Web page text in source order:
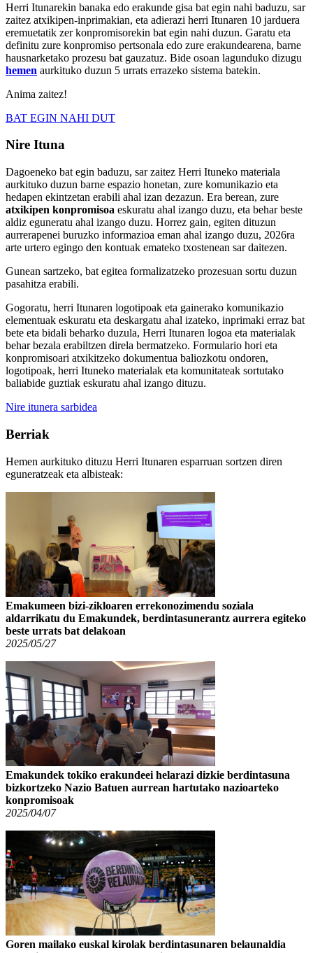
Herri Itunarekin banaka edo erakunde gisa bat egin nahi baduzu, sar
zaitez atxikipen-inprimakian, eta adierazi herri Itunaren 10 jarduera
eremuetatik zer konpromisorekin bat egin nahi duzun. Garatu eta
definitu zure konpromiso pertsonala edo zure erakundearena, barne
hausnarketako prozesu bat gauzatuz. Bide osoan lagunduko dizugu
hemen aurkituko duzun 5 urrats errazeko sistema batekin.
Anima zaitez!
BAT EGIN NAHI DUT
Nire Ituna
Dagoeneko bat egin baduzu, sar zaitez Herri Ituneko materiala
aurkituko duzun barne espazio honetan, zure komunikazio eta
hedapen ekintzetan erabili ahal izan dezazun. Era berean, zure
atxikipen konpromisoa eskuratu ahal izango duzu, eta behar beste
aldiz eguneratu ahal izango duzu. Horrez gain, egiten dituzun
aurrerapenei buruzko informazioa eman ahal izango duzu, 2026ra
arte urtero egingo den kontuak emateko txostenean sar daitezen.
Gunean sartzeko, bat egitea formalizatzeko prozesuan sortu duzun
pasahitza erabili.
Gogoratu, herri Itunaren logotipoak eta gainerako komunikazio
elementuak eskuratu eta deskargatu ahal izateko, inprimaki erraz bat
bete eta bidali beharko duzula, Herri Itunaren logoa eta materialak
behar bezala erabiltzen direla bermatzeko. Formulario hori eta
konpromisoari atxikitzeko dokumentua baliozkotu ondoren,
logotipoak, herri Ituneko materialak eta komunitateak sortutako
baliabide guztiak eskuratu ahal izango dituzu.
Nire itunera sarbidea
Berriak
Hemen aurkituko dituzu Herri Itunaren esparruan sortzen diren
eguneratzeak eta albisteak:
Emakumeen bizi-zikloaren errekonozimendu soziala
aldarrikatu du Emakundek, berdintasunerantz aurrera egiteko
beste urrats bat delakoan
2025/05/27
Emakundek tokiko erakundeei helarazi dizkie berdintasuna
bizkortzeko Nazio Batuen aurrean hartutako nazioarteko
konpromisoak
2025/04/07
Goren mailako euskal kirolak berdintasunaren belaunaldia